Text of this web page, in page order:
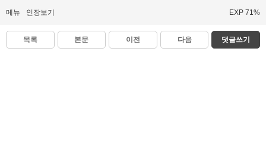
메뉴 인장보기 EXP 71%
목록 본문 이전 다음 댓글쓰기